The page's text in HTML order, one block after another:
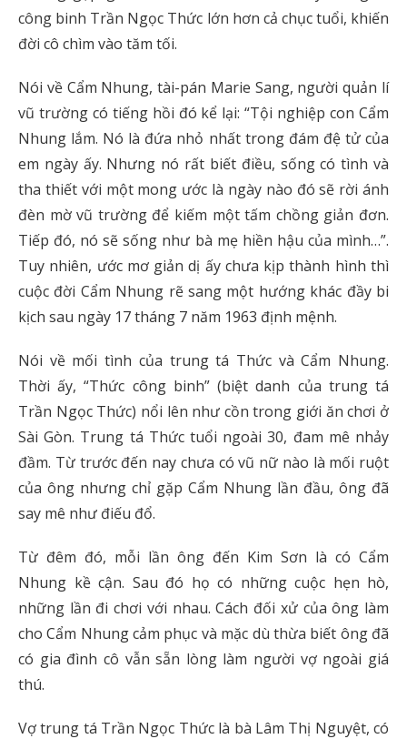
công binh Trần Ngọc Thức lớn hơn cả chục tuổi, khiến
đời cô chìm vào tăm tối.
Nói về Cẩm Nhung, tài-pán Marie Sang, người quản lí
vũ trường có tiếng hồi đó kể lại: “Tội nghiệp con Cẩm
Nhung lắm. Nó là đứa nhỏ nhất trong đám đệ tử của
em ngày ấy. Nhưng nó rất biết điều, sống có tình và
tha thiết với một mong ước là ngày nào đó sẽ rời ánh
đèn mờ vũ trường để kiếm một tấm chồng giản đơn.
Tiếp đó, nó sẽ sống như bà mẹ hiền hậu của mình…”.
Tuy nhiên, ước mơ giản dị ấy chưa kịp thành hình thì
cuộc đời Cẩm Nhung rẽ sang một hướng khác đầy bi
kịch sau ngày 17 tháng 7 năm 1963 định mệnh.
Nói về mối tình của trung tá Thức và Cẩm Nhung.
Thời ấy, “Thức công binh” (biệt danh của trung tá
Trần Ngọc Thức) nổi lên như cồn trong giới ăn chơi ở
Sài Gòn. Trung tá Thức tuổi ngoài 30, đam mê nhảy
đầm. Từ trước đến nay chưa có vũ nữ nào là mối ruột
của ông nhưng chỉ gặp Cẩm Nhung lần đầu, ông đã
say mê như điếu đổ.
Từ đêm đó, mỗi lần ông đến Kim Sơn là có Cẩm
Nhung kề cận. Sau đó họ có những cuộc hẹn hò,
những lần đi chơi với nhau. Cách đối xử của ông làm
cho Cẩm Nhung cảm phục và mặc dù thừa biết ông đã
có gia đình cô vẫn sẵn lòng làm người vợ ngoài giá
thú.
Vợ trung tá Trần Ngọc Thức là bà Lâm Thị Nguyệt, có